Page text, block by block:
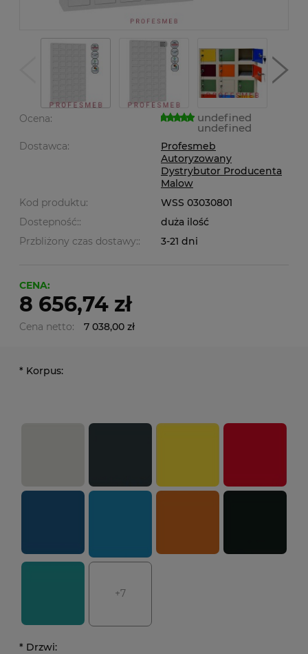
Ocena: undefined
undefined
Dostawca:
Profesmeb
Autoryzowany
Dystrybutor Producenta
Malow
Kod produktu:
WSS 03030801
Dostepność::
duża ilość
Przbliżony czas dostawy::
3-21 dni
CENA:
8 656,74 zł
Cena netto: 7 038,00 zł
* Korpus:
+7
* Drzwi: